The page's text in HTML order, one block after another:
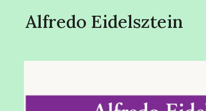
Alfredo Eidelsztein